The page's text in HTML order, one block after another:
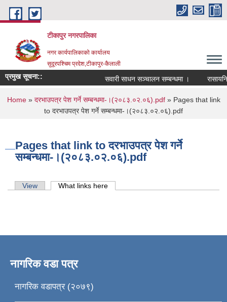
Skip to main content
टीकापुर नगरपालिका
नगर कार्यपालिकाको कार्यालय
सुदूरपश्चिम प्रदेश,टीकापुर-कैलाली
प्रमुख सूचना:: सवारी साधन सञ्चालन सम्बन्धमा ।
You are here
Home» दरभाउपत्र पेश गर्ने सम्बन्धमा-।(२०८३.०२.०६).pdf» Pages that link
to दरभाउपत्र पेश गर्ने सम्बन्धमा-।(२०८३.०२.०६).pdf
Pages that link to दरभाउपत्र पेश गर्ने
सम्बन्धमा-।(२०८३.०२.०६).pdf
Primary tabs
View What links here
नागरिक वडा पत्र
नागरिक वडापत्र (२०७९)